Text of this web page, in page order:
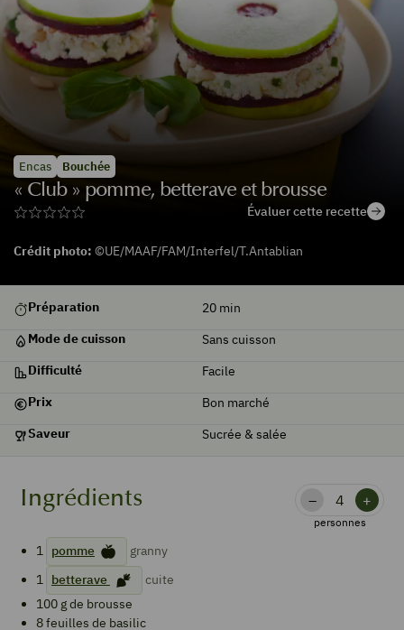
Encas Bouchée
« Club » pomme, betterave et brousse
Évaluer cette recette
Crédit photo: ©UE/MAAF/FAM/Interfel/T.Antablian
saison
Préparation 20 min
Mode de cuisson
Sans cuisson
Difficulté
Facile
Prix
Bon marché
Saveur
Sucrée & salée
Ingrédients – +
personnes
1 pomme
granny
1 betterave
cuite
100 g de brousse
8feuilles de basilic